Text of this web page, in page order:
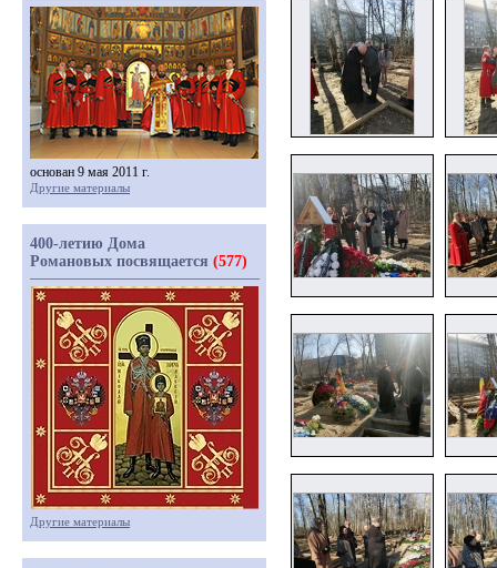
основан 9 мая 2011 г.
Другие материалы
400-летию Дома
Романовых посвящается (577)
Другие материалы